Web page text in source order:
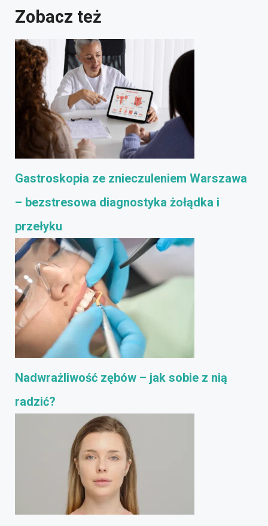
Zobacz też
Gastroskopia ze znieczuleniem Warszawa
– bezstresowa diagnostyka żołądka i
przełyku
Nadwrażliwość zębów – jak sobie z nią
radzić?